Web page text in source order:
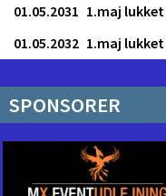
1.maj lukket
01.05.2031
1.maj lukket
01.05.2032
SPONSORER